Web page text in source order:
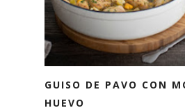
GUISO DE PAVO CON
HUEVO